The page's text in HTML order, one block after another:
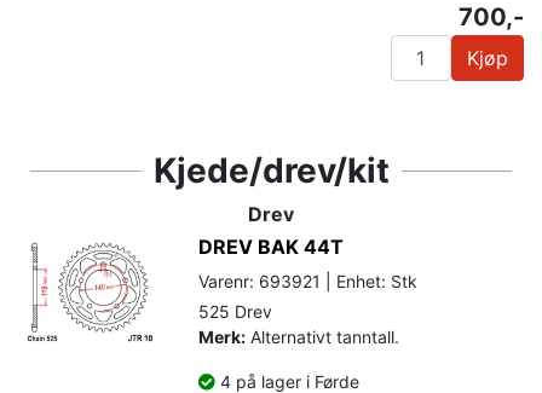
700,-
Kjøp
Kjede/drev/kit
Drev
DREV BAK 44T
Varenr: 693921 | Enhet: Stk
525 Drev
Merk: Alternativt tanntall.
4 på lager i Førde